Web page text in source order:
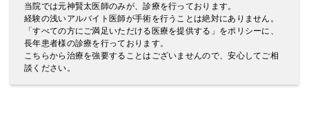
当院では元神賢太医師のみが、診療を行っております。
経験の浅いアルバイト医師が手術を行うことは絶対にありません。
「すべての方にご満足いただける医療を提供する」をポリシーに、
長年患者様の診療を行っております。
こちらから治療を強要することはございませんので、安心してご相
談ください。